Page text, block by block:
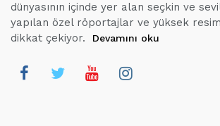
dünyasının içinde yer alan seçkin ve
yapılan özel röportajlar ve yüksek
dikkat çekiyor.
Devamını oku